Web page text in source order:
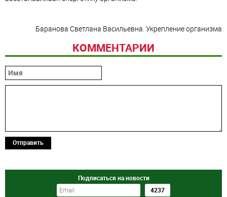
Баранова Светлана Васильевна. Укрепление организма
КОММЕНТАРИИ
Отправить
Подписаться на новости